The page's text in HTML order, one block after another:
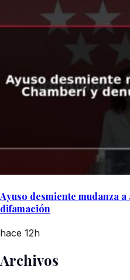
Ayuso desmiente mudanza
difamación
hace 12h
Archivos